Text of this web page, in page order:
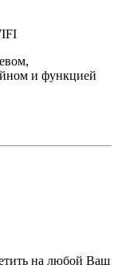
и функцией
на любой Ваш